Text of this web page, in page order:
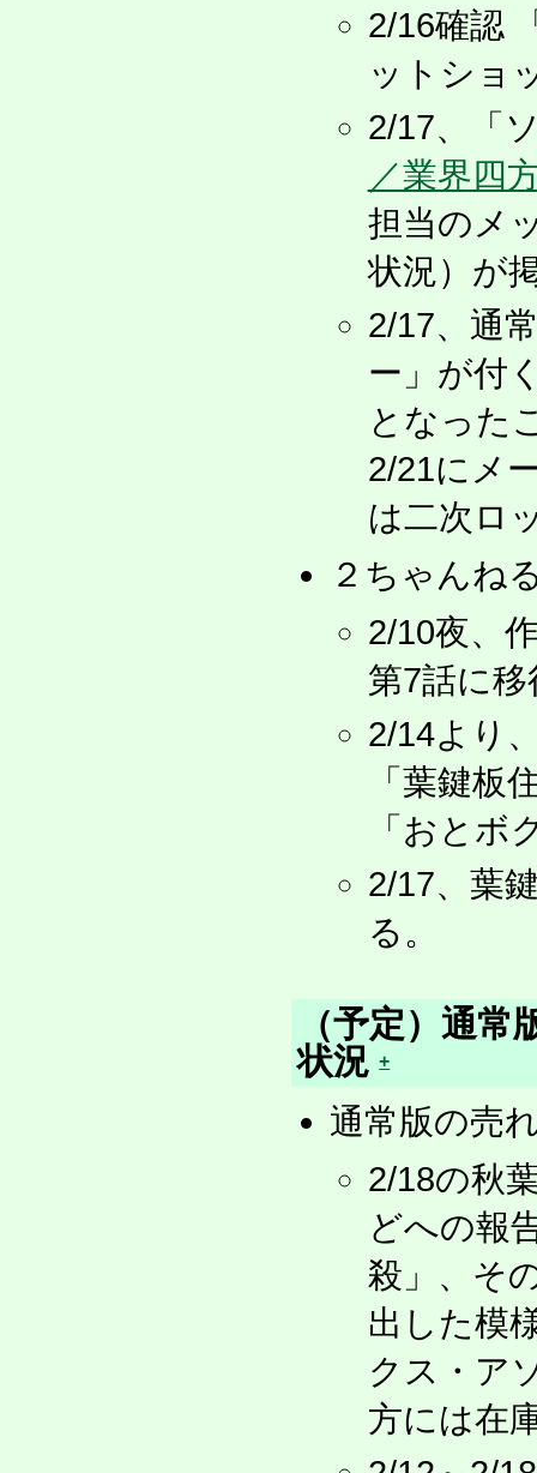
2/16確認
ットショ
2/17、「
／業界四
担当のメ
状況）が
2/17、通
ー」が付
となった
2/21にメ
は二次ロ
２ちゃんね
2/10夜、
第7話に移
2/14より
「葉鍵板
「おとボ
2/17、葉
る。
（予定）通
状況+
通常版の売
2/18の秋
どへの報
殺」、そ
出した模
クス・ア
方には在